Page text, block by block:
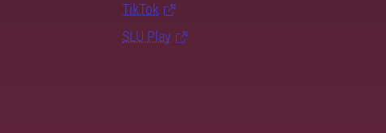
TikTok
SLU Play